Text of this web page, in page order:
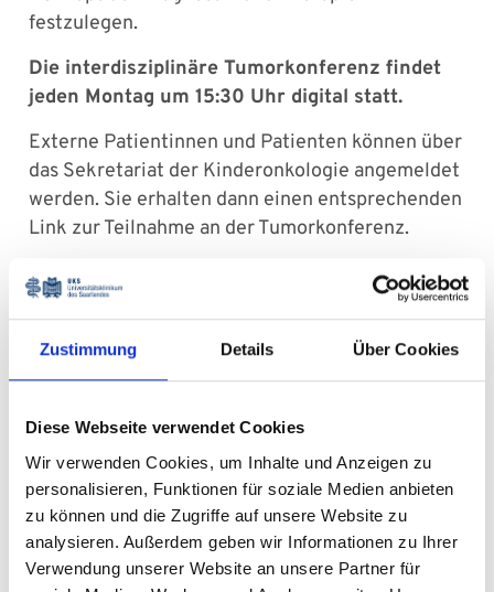
Zustimmung Details Über Cookies
Diese Webseite verwendet Cookies
Wir verwenden Cookies, um Inhalte und Anzeigen zu
personalisieren, Funktionen für soziale Medien anbieten
zu können und die Zugriffe auf unsere Website zu
analysieren. Außerdem geben wir Informationen zu Ihrer
Verwendung unserer Website an unsere Partner für
festzulegen.
Die interdisziplinäre Tumorkonferenz findet
jeden Montag um 15:30 Uhr digital statt.
Externe Patientinnen und Patienten können über
das Sekretariat der Kinderonkologie angemeldet
werden. Sie erhalten dann einen entsprechenden
Link zur Teilnahme an der Tumorkonferenz.
KontaktTumorboard – Kinderonkologisches
Zentrum
Klinik für Pädiatrische Onkologie und
Hämatologie
+49 6841 16 - 28411
esther.schery
uks eu